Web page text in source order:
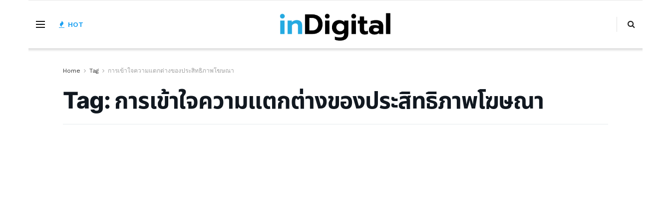
HOT
Home Tag การเข้าใจความแตกต่างของประสิทธิภาพโฆษณา
Tag:การเข้าใจความแตกต่างของประสิทธิภาพโฆษณา